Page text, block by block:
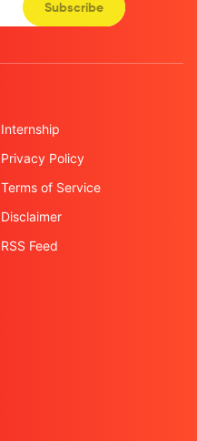
Subscribe
Internship
Privacy Policy
Terms of Service
Disclaimer
RSS Feed